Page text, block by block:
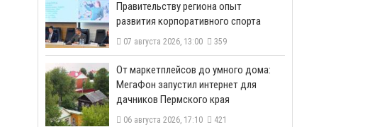
Правительству региона опыт
развития корпоративного спорта
07 августа 2026, 13:00 359
От маркетплейсов до умного дома:
МегаФон запустил интернет для
дачников Пермского края
06 августа 2026, 17:10 421